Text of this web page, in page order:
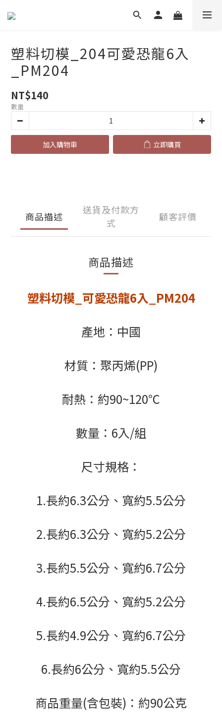
塑料切模_204可愛恐龍6入
_PM204
NT$140
數量
加入購物車 立即購買
商品描述
送貨及付款方
式
顧客評價
商品描述
塑料切模_可愛恐龍6入_PM204
產地：中國
材質：聚丙烯(PP)
耐熱：約90~120℃
數量：6入/組
尺寸規格：
1.長約6.3公分、寬約5.5公分
2.長約6.3公分、寬約5.2公分
3.長約5.5公分、寬約6.7公分
4.長約6.5公分、寬約5.2公分
5.長約4.9公分、寬約6.7公分
6.長約6公分、寬約5.5公分
商品重量(含包裝)：約90公克